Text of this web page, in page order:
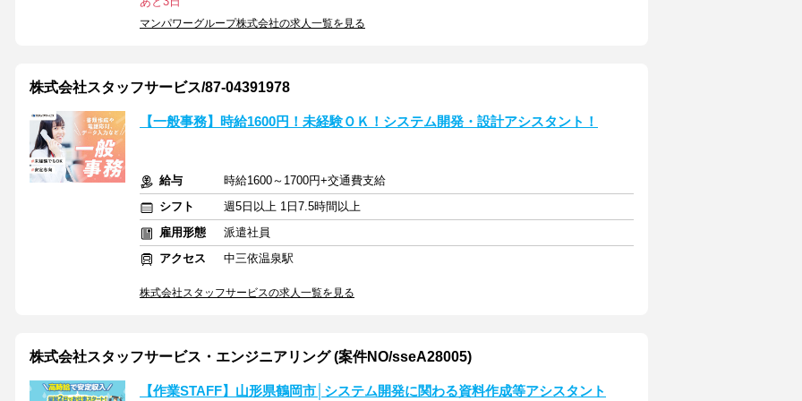
マンパワーグループ株式会社の求人一覧を見る
株式会社スタッフサービス/87-04391978
【一般事務】時給1600円！未経験ＯＫ！システム開発・設計アシスタント！
給与
時給1600～1700円+交通費支給
シフト
週5日以上 1日7.5時間以上
雇用形態
派遣社員
アクセス
中三依温泉駅
株式会社スタッフサービスの求人一覧を見る
株式会社スタッフサービス・エンジニアリング (案件NO/sseA28005)
【作業STAFF】山形県鶴岡市│システム開発に関わる資料作成等アシスタント